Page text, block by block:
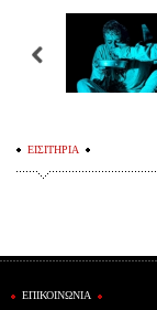
ΕΙΣΙΤΗΡΙΑ
ΕΠΙΚΟΙΝΩΝΙΑ